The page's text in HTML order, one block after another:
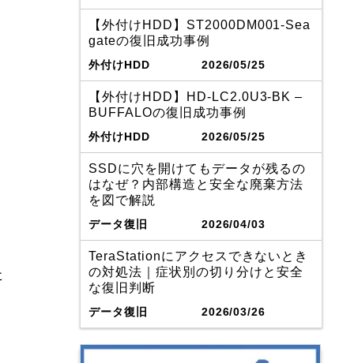
【外付けHDD】ST2000DM001-Sea
gateの復旧成功事例
外付けHDD 2026/05/25
【外付けHDD】HD-LC2.0U3-BK –
BUFFALOの復旧成功事例
外付けHDD 2026/05/25
SSDに穴を開けてもデータが残るの
はなぜ？内部構造と安全な廃棄方法
を図で解説
データ復旧 2026/04/03
TeraStationにアクセスできないとき
の対処法｜症状別の切り分けと安全
な復旧判断
データ復旧 2026/03/26